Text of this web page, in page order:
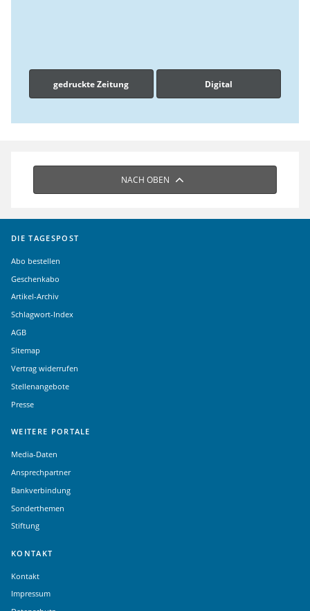
gedruckte Zeitung Digital
NACH OBEN
DIE TAGESPOST
Abo bestellen
Geschenkabo
Artikel-Archiv
Schlagwort-Index
AGB
Sitemap
Vertrag widerrufen
Stellenangebote
Presse
WEITERE PORTALE
Media-Daten
Ansprechpartner
Bankverbindung
Sonderthemen
Stiftung
KONTAKT
Kontakt
Impressum